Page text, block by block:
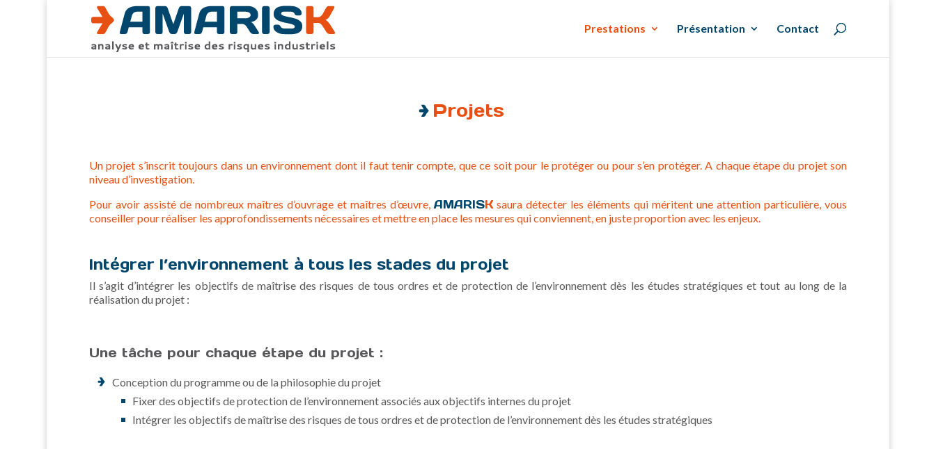
Prestations Présentation Contact
Projets
Un projet s’inscrit toujours dans un environnement dont il faut tenir compte, que ce soit pour le protéger ou pour s’en protéger. A chaque étape du projet son
niveau d’investigation.
Pour avoir assisté de nombreux maîtres d’ouvrage et maîtres d’œuvre, AMARISK saura détecter les éléments qui méritent une attention particulière, vous
conseiller pour réaliser les approfondissements nécessaires et mettre en place les mesures qui conviennent, en juste proportion avec les enjeux.
Intégrer l’environnement à tous les stades du projet
Il s’agit d’intégrer les objectifs de maîtrise des risques de tous ordres et de protection de l’environnement dès les études stratégiques et tout au long de la
réalisation du projet :
Une tâche pour chaque étape du projet :
Conception du programme ou de la philosophie du projet
Fixer des objectifs de protection de l’environnement associés aux objectifs internes du projet
Intégrer les objectifs de maîtrise des risques de tous ordres et de protection de l’environnement dès les études stratégiques